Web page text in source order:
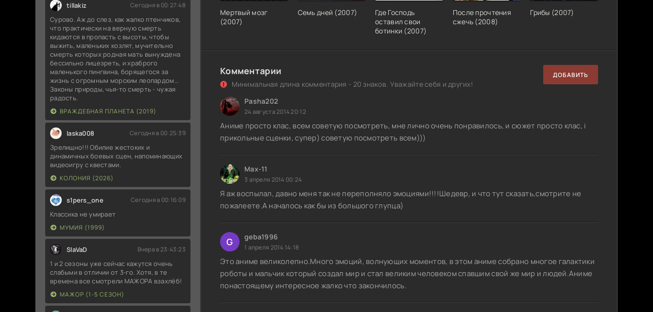
tillakiz Сегодня в 00:27:48
Сурово. Аж до слез, как жалко птенчиков,
что практически на верную смерть
кидаются в пропасть с высоты, чтобы
выжить, маленьких козлят, мучительно
смерть которых родная мать вынуждена
бессильно лицезреть, и храброго
маленького пингвина, борящегося за
жизнь с огромным морским леопардом...
Законы природы, чья-то смерть - чужая
радость.
ВРАЖДЕБНАЯ ПЛАНЕТА (2019)
laska008 Сегодня в 00:25:39
Зрелищно!!! Обилие жестоких и
динамичных боевых сцен, напоминающих
видеоигру с квестами.
КОЛОНИЯ (2026)
s1pers_one Сегодня в 00:16:09
Классика не умирает
МУМИЯ (1999)
SlaVaD Вчера в 23:43:23
1 и 2 сезоны уже сейчас кажутся очень
слабыми в отличии от 3-го. Хотя, в те
времена все смотрели МАЖОРА взахлёб!
МАЖОР (1-5 СЕЗОН)
Гуррен-Лаганн / Tengen Toppa Gurren-Lagann (2007) BDRip (27 из 27 эп.)
[480p] iPad/iPhone
Размер: 6.42 GB
Gekijouban Tengen Toppa Gurren Lagann: Lagann-hen | Gurren Lagann: The
Lights in the Sky Are Stars | Гуррен-Лаганн (Фильм второй) [2009, MV] BDRip
720p Hi10P raw
Скачать
Tengen Toppa Gurren Lagann / Heavenly Breakthrough Gurren Lagann / Гуррен-
Лаганн [2007, TV, 27] BDRip 1080p raw
Лаганн [2007, TV, 27] BDRip 720p Hi10p raw + rus
[iPhone, iPod Touch] [Anime] Гуррен-Лаганн / Tengen Toppa Gurren Lagann
Gekijouban Tengen Toppa Gurren Lagann: Guren-hen / Tengen Toppa Gurren-
Tengen Toppa Gurren Lagann / Maiking Break-Through Gurren-Lagan / Гуррен-
Лаганн: На прорыв! [2007, 27эп] DVDrip Raw
Мертвый мозг
(2007)
Семь дней (2007)
Где Господь
оставил свои
ботинки (2007)
После прочтения
cжечь (2008)
Грибы (2007)
Комментарии
Минимальная длина комментария - 20 знаков. Уважайте себя и других!
ДОБАВИТЬ
Pasha202
24 августа 2014 20:12
Аниме просто клас, всем советую посмотреть, мне лично очень понравилось, и сюжет просто клас, і
прикольные сценки, супер) советую посмотреть всем)))
Max-11
3 апреля 2014 00:24
Я аж воспылал, давно меня так не переполняло эмоциями!!!!Шедевр, и что тут сказать,смотрите не
пожалеете.А началось как бы из большого глупца)
G geba1996
1 апреля 2014 14:18
Это аниме великолепно.Много эмоций, волнующих моментов, в этом аниме собрано многое галактики
роботы и мальчик который создал мир и стал великим человеком спавшим свой же мир и людей.Аниме
понастоящему интересное жалко что закончилось.